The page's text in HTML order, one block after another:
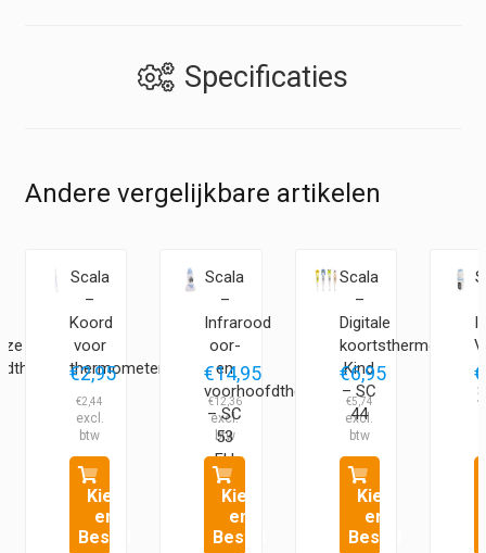
Specificaties
Andere vergelijkbare artikelen
Scala
–
Koord
voor
thermometer
€2,95
€2,44
Kies
en
Bestel
Scala
–
Infrarood
oor-
en
voorhoofdthermometer
– SC
53
FH
€14,95
€12,36
Kies
en
Bestel
Scala
–
Digitale
koortsthermometer
Kind
– SC
44
€6,95
€5,74
Kies
en
Bestel
€
€